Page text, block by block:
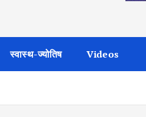
स्वास्थ-ज्योतिष Videos